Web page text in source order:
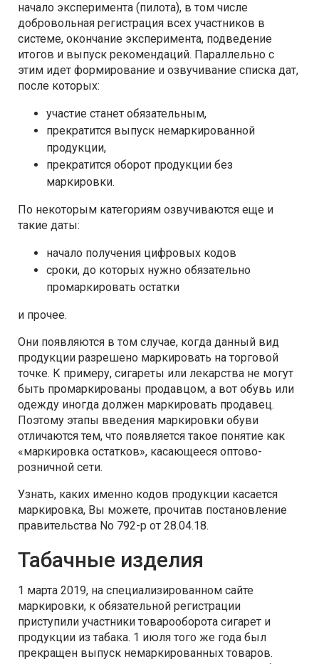
начало эксперимента (пилота), в том числе
добровольная регистрация всех участников в
системе, окончание эксперимента, подведение
итогов и выпуск рекомендаций. Параллельно с
этим идет формирование и озвучивание списка дат,
после которых:
участие станет обязательным,
прекратится выпуск немаркированной
продукции,
прекратится оборот продукции без
маркировки.
По некоторым категориям озвучиваются еще и
такие даты:
начало получения цифровых кодов
сроки, до которых нужно обязательно
промаркировать остатки
и прочее.
Они появляются в том случае, когда данный вид
продукции разрешено маркировать на торговой
точке. К примеру, сигареты или лекарства не могут
быть промаркированы продавцом, а вот обувь или
одежду иногда должен маркировать продавец.
Поэтому этапы введения маркировки обуви
отличаются тем, что появляется такое понятие как
«маркировка остатков», касающееся оптово-
розничной сети.
Узнать, каких именно кодов продукции касается
маркировка, Вы можете, прочитав постановление
правительства No 792-р от 28.04.18.
Табачные изделия
1 марта 2019, на специализированном сайте
маркировки, к обязательной регистрации
приступили участники товарооборота сигарет и
продукции из табака. 1 июля того же года был
прекращен выпуск немаркированных товаров.